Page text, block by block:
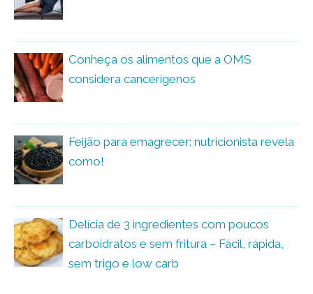
Conheça os alimentos que a OMS
considera cancerígenos
Feijão para emagrecer: nutricionista revela
como!
Delícia de 3 ingredientes com poucos
carboidratos e sem fritura – Fácil, rápida,
sem trigo e low carb